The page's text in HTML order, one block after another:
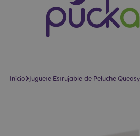
Inicio›Juguete Estrujable de Peluche